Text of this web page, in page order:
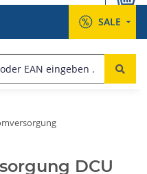
SALE
DCU